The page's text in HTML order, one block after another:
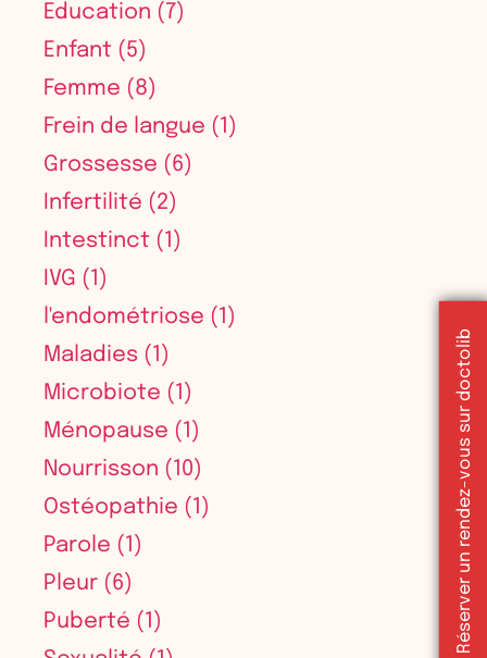
Education (7)
Enfant (5)
Femme (8)
Frein de langue (1)
Grossesse (6)
Infertilité (2)
Intestinct (1)
IVG (1)
l'endométriose (1)
Maladies (1)
Microbiote (1)
Ménopause (1)
Nourrisson (10)
Ostéopathie (1)
Parole (1)
Pleur (6)
Puberté (1)
Réserver un rendez-vous sur doctolib